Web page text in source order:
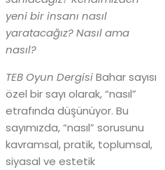
yeni bir insanı nasıl
yaratacağız? Nasıl ama
nasıl?
TEB Oyun DergisiBahar sayısı
özel bir sayı olarak, “nasıl”
etrafında düşünüyor. Bu
sayımızda, “nasıl” sorusunu
kavramsal, pratik, toplumsal,
siyasal ve estetik